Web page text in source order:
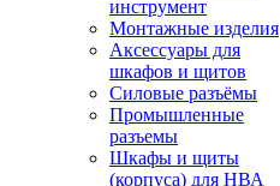
инструмент
Монтажные изделия
Аксессуары для
шкафов и щитов
Силовые разъёмы
Промышленные
разъемы
Шкафы и щиты
(корпуса) для НВА